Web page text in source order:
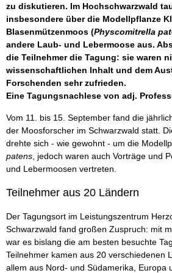
zu diskutieren. Im Hochschwarzwald
insbesondere über die Modellpflanze
Blasenmützenmoos (Physcomitrella
andere Laub- und Lebermoose aus.
die Teilnehmer die Tagung: sie waren
wissenschaftlichen Inhalt und dem
Forschenden sehr zufrieden.
Eine Tagungsnachlese von adj.
Vom 11. bis 15. September fand die
der Moosforscher im Schwarzwald statt.
drehte sich - wie gewohnt - um die
patens , jedoch waren auch Vorträge und
und Lebermoosen vertreten.
Teilnehmer aus 20 Ländern
Der Tagungsort im Leistungszentrum
Schwarzwald fand großen Zuspruch: mit
war es bislang die am besten besuchte
Teilnehmer kamen aus 20 verschiedenen
allem aus Nord- und Südamerika, Europa